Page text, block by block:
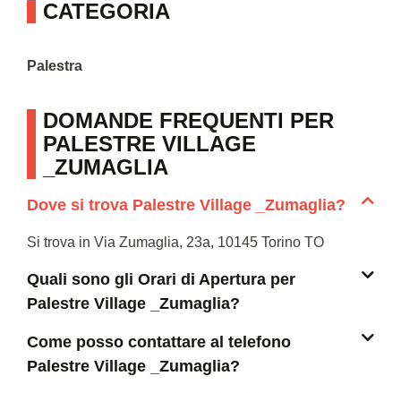
CATEGORIA
Palestra
DOMANDE FREQUENTI PER
PALESTRE VILLAGE
_ZUMAGLIA
Dove si trova Palestre Village _Zumaglia?
Si trova in Via Zumaglia, 23a, 10145 Torino TO
Quali sono gli Orari di Apertura per
Palestre Village _Zumaglia?
Come posso contattare al telefono
Palestre Village _Zumaglia?